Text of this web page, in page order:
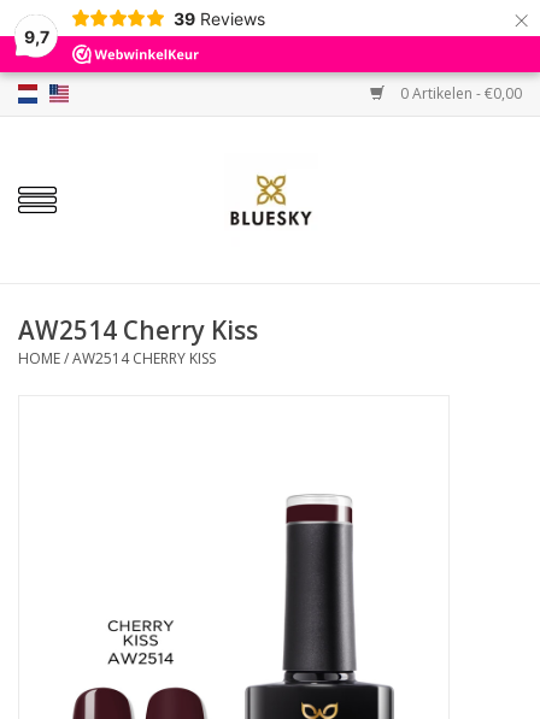
9,7
39 Reviews ×
0 Artikelen - €0,00
Home
Kleuren
Base & Top
Accessoires
AW2514 Cherry Kiss
HOME/AW2514 CHERRY KISS